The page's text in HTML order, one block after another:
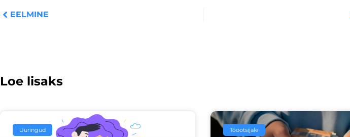
EELMINE
Loe lisaks
Uuringud Tööotsijale